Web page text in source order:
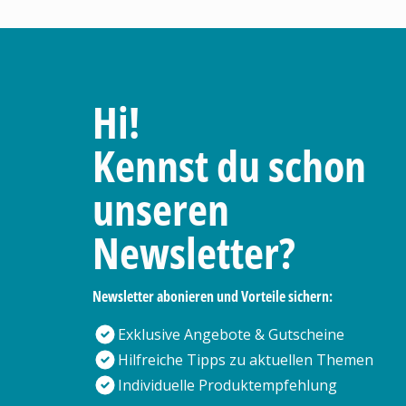
Hi!
Kennst du schon
unseren
Newsletter?
Newsletter abonieren und Vorteile sichern:
Exklusive Angebote & Gutscheine
Hilfreiche Tipps zu aktuellen Themen
Individuelle Produktempfehlung